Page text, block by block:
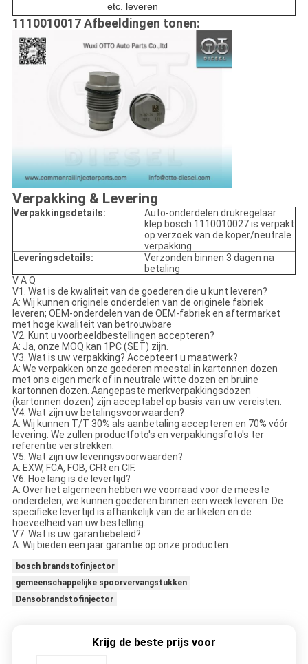
etc. leveren
1110010017 Afbeeldingen tonen:
Verpakking & Levering
Verpakkingsdetails:
Auto-onderdelen drukregelaar
klep bosch 1110010027 is verpakt
op verzoek van de koper/neutrale
verpakking
Leveringsdetails:
Verzonden binnen 3 dagen na
betaling
V A Q
V1. Wat is de kwaliteit van de goederen die u kunt leveren?
A: Wij kunnen originele onderdelen van de originele fabriek
leveren; OEM-onderdelen van de OEM-fabriek en aftermarket
met hoge kwaliteit van betrouwbare
V2. Kunt u voorbeeldbestellingen accepteren?
A: Ja, onze MOQ kan 1PC (SET) zijn.
V3. Wat is uw verpakking? Accepteert u maatwerk?
A: We verpakken onze goederen meestal in kartonnen dozen
met ons eigen merk of in neutrale witte dozen en bruine
kartonnen dozen. Aangepaste merkverpakkingsdozen
(kartonnen dozen) zijn acceptabel op basis van uw vereisten.
V4. Wat zijn uw betalingsvoorwaarden?
A: Wij kunnen T/T 30% als aanbetaling accepteren en 70% vóór
levering. We zullen productfoto's en verpakkingsfoto's ter
referentie verstrekken.
V5. Wat zijn uw leveringsvoorwaarden?
A: EXW, FCA, FOB, CFR en CIF.
V6. Hoe lang is de levertijd?
A: Over het algemeen hebben we voorraad voor de meeste
onderdelen, we kunnen goederen binnen een week leveren. De
specifieke levertijd is afhankelijk van de artikelen en de
hoeveelheid van uw bestelling.
V7. Wat is uw garantiebeleid?
A: Wij bieden een jaar garantie op onze producten.
bosch brandstofinjector
gemeenschappelijke spoorvervangstukken
Densobrandstofinjector
Krijg de beste prijs voor